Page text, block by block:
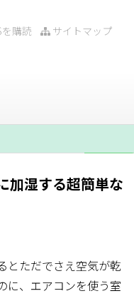
サイトマップ
購読
加湿する超簡単な
とただでさえ空気が乾
に、エアコンを使う室